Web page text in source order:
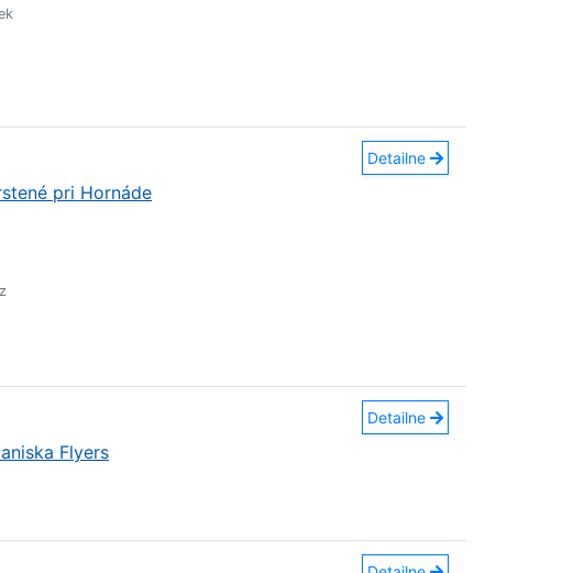
pri Hornáde
Detailne
Flyers
Detailne